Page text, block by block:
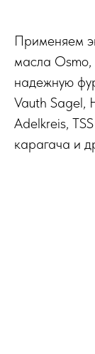
Применяем
масла
надежную
Vauth Sagel,
Adelkreis,
карагача и